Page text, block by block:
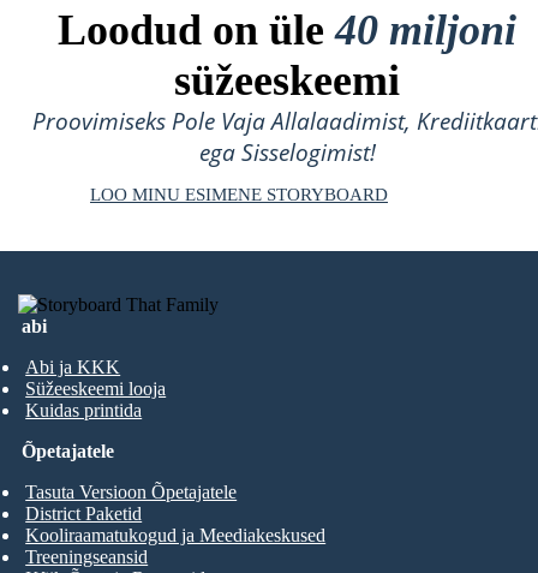
Loodud on üle40 miljoni
süžeeskeemi
Proovimiseks Pole Vaja Allalaadimist,
ega Sisselogimist!
LOO MINU ESIMENE STORYBOARD
abi
Abi ja KKK
Süžeeskeemi looja
Kuidas printida
Õpetajatele
Tasuta Versioon Õpetajatele
District Paketid
Kooliraamatukogud ja Meediakeskused
Treeningseansid